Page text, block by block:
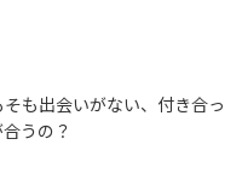
も出会いがない、付き合っ
うの？